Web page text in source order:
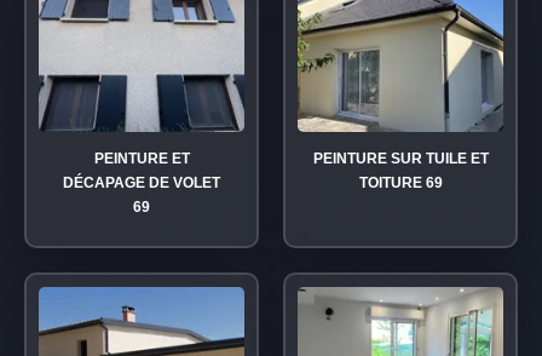
PEINTURE ET
DÉCAPAGE DE VOLET
69
PEINTURE SUR TUILE ET
TOITURE 69